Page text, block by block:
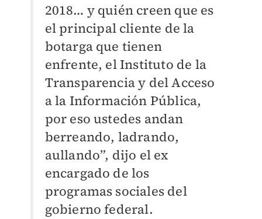
2018… y quién creen que es
el principal cliente de la
botarga que tienen
enfrente, el Instituto de la
Transparencia y del Acceso
a la Información Pública,
por eso ustedes andan
berreando, ladrando,
aullando”, dijo el ex
encargado de los
programas sociales del
gobierno federal.